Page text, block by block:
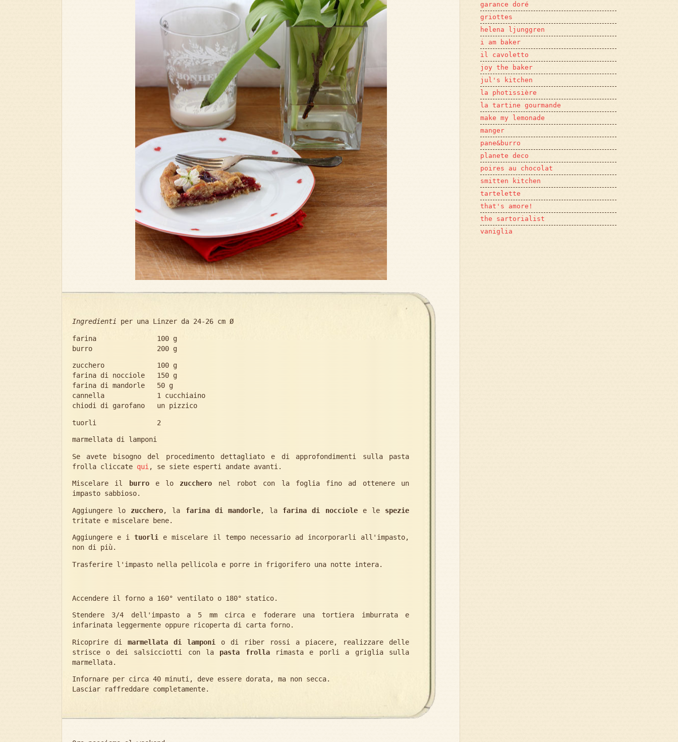
Ingredienti per una Linzer da 24-26 cm Ø
farina 100 g
burro 200 g
zucchero 100 g
farina di nocciole 150 g
farina di mandorle 50 g
cannella 1 cucchiaino
chiodi di garofano un pizzico
tuorli 2
marmellata di lamponi
Se avete bisogno del procedimento dettagliato e di approfondimenti sulla pasta
frolla cliccate qui , se siete esperti andate avanti.
Miscelare il burroe lo zucchero nel robot con la foglia fino ad ottenere un
impasto sabbioso.
Aggiungere lo zucchero, la farina di mandorle, la farina di nocciolee le spezie
tritate e miscelare bene.
Aggiungere e ituorli e miscelare il tempo necessario ad incorporarli all'impasto,
non di più.
Trasferire l'impasto nella pellicola e porre in frigorifero una notte intera.
Accendere il forno a 160° ventilato o 180° statico.
Stendere 3/4 dell'impasto a 5 mm circa e foderare una tortiera imburrata e
infarinata leggermente oppure ricoperta di carta forno.
Ricoprire di marmellata di lamponi
o di riber rossi a piacere, realizzare delle
strisce o dei salsicciotti con la pasta frollarimasta e porli a griglia sulla
marmellata.
Infornare per circa 40 minuti, deve essere dorata, ma non secca.
Lasciar raffreddare completamente.
garance doré
griottes
helena ljunggren
i am baker
il cavoletto
joy the baker
jul's kitchen
la photissière
la tartine gourmande
make my lemonade
manger
pane&burro
planete deco
poires au chocolat
smitten kitchen
tartelette
that's amore!
the sartorialist
vaniglia